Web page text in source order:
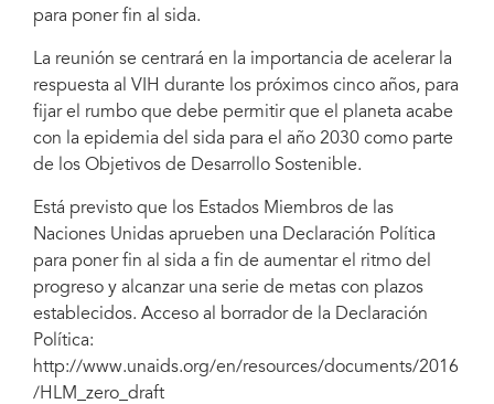
para poner fin al sida.
La reunión se centrará en la importancia de acelerar la
respuesta al VIH durante los próximos cinco años, para
fijar el rumbo que debe permitir que el planeta acabe
con la epidemia del sida para el año 2030 como parte
de los Objetivos de Desarrollo Sostenible.
Está previsto que los Estados Miembros de las
Naciones Unidas aprueben una Declaración Política
para poner fin al sida a fin de aumentar el ritmo del
progreso y alcanzar una serie de metas con plazos
establecidos. Acceso al borrador de la Declaración
Política:
http://www.unaids.org/en/resources/documents/2016
/HLM_zero_draft